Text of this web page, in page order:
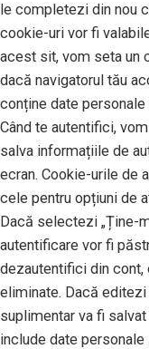
le completezi din nou
cookie-uri vor fi
acest sit, vom seta un
dacă navigatorul tău
conține date
Când te autentifici,
salva informațiile de
ecran. Cookie-urile de
cele pentru opțiuni de
Dacă selectezi „Ține-
autentificare vor fi
dezautentifici din
eliminate. Dacă
suplimentar va fi
include date